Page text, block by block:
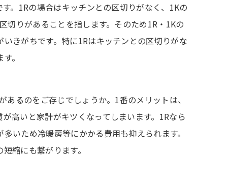
。1Rの場合はキッチンとの区切りがなく、1Kの
りがあることを指します。そのため1R・1Kの
きがちです。特に1Rはキッチンとの区切りがな
。
るのをご存じでしょうか。1番のメリットは、
高いと家計がキツくなってしまいます。1Rなら
いため冷暖房等にかかる費用も抑えられます。
縮にも繋がります。